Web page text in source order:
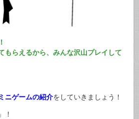
もらえるから、みんな沢山プレイして
ミニゲームの紹介をしていきましょう！
」！